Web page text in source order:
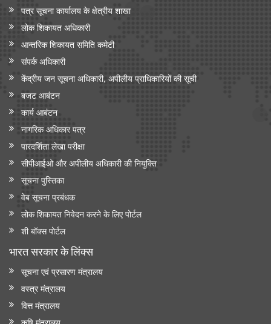
पत्र सूचना कार्यालय के क्षेत्रीय शाखा
लोक शिकायत अधिकारी
आन्‍तरिक शिकायत समिति कमेटी
संपर्क अधिकारी
केंद्रीय जन सूचना अधिकारी, अपीलीय प्राधिकारियों की सूची
बजट आबंटन
कार्य आबंटन
नागरिक अधिकार पत्र
पारदर्शिता लेखा परीक्षा
सीपीआईओ और अपी‍लीय अधिकारी की नियुक्ति
सूचना पुस्तिका
वेब सूचना प्रबंधक
लोक शिकायत निवेदन करने के लिए पोर्टल
शी बॉक्स पोर्टल
भारत सरकार के लिंक्‍स
सूचना एवं प्रसारण मंत्रालय
वस्त्र मंत्रालय
वित्त मंत्रालय